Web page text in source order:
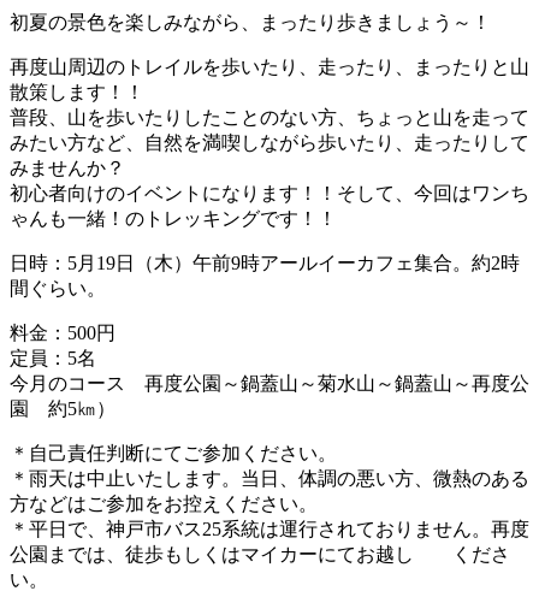
初夏の景色を楽しみながら、まったり歩きましょう～！
再度山周辺のトレイルを歩いたり、走ったり、まったりと山
散策します！！
普段、山を歩いたりしたことのない方、ちょっと山を走って
みたい方など、自然を満喫しながら歩いたり、走ったりして
みませんか？
初心者向けのイベントになります！！そして、今回はワンち
ゃんも一緒！のトレッキングです！！
日時：5月19日（木）午前9時アールイーカフェ集合。約2時
間ぐらい。
料金：500円
定員：5名
今月のコース 再度公園～鍋蓋山～菊水山～鍋蓋山～再度公
園 約5㎞）
＊自己責任判断にてご参加ください。
＊雨天は中止いたします。当日、体調の悪い方、微熱のある
方などはご参加をお控えください。
＊平日で、神戸市バス25系統は運行されておりません。再度
公園までは、徒歩もしくはマイカーにてお越し くださ
い。